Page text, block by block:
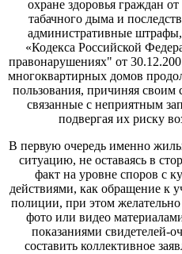
охране здоровья граждан
табачного дыма и
административные
«Кодекса Российской
правонарушениях" от
многоквартирных домов
пользования, причиняя своим
связанные с неприятным
подвергая их риску
В первую очередь именно
ситуацию, не оставаясь в
факт на уровне споров с
действиями, как обращение к
полиции, при этом желательно
фото или видео
показаниями свидетелей-
составить коллективное